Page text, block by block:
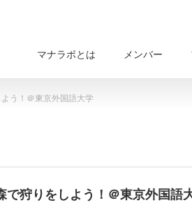
マナラボとは メンバー
う！＠東京外国語大学
で狩りをしよう！＠東京外国語